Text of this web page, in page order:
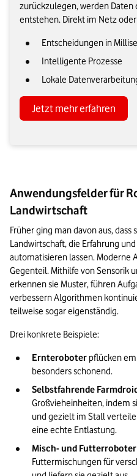
zurückzulegen, werden Daten
entstehen. Direkt im Netz
Entscheidungen in
Intelligente Prozesse
Lokale
Jetzt mehr erfahren
Anwendungsfelder für
Landwirtschaft
Früher ging man davon aus, dass
Landwirtschaft, die Erfahrung
automatisieren lassen. Moderne
Gegenteil. Mithilfe von Sensorik
erkennen sie Muster, führen
verbessern Algorithmen
teilweise sogar eigenständig.
Drei konkrete Beispiele:
Ernteroboter pflücken
besonders schonend.
Selbstfahrende
Großvieheinheiten, indem
und gezielt im Stall
eine echte Entlastung.
Misch- und Futterroboter
Futtermischungen für